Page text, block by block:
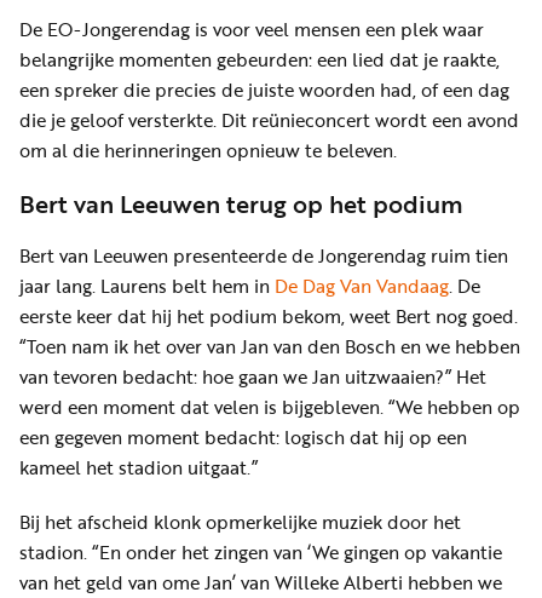
De EO-Jongerendag is voor veel mensen een plek waar
belangrijke momenten gebeurden: een lied dat je raakte,
een spreker die precies de juiste woorden had, of een dag
die je geloof versterkte. Dit reünieconcert wordt een avond
om al die herinneringen opnieuw te beleven.
Bert van Leeuwen terug op het podium
Bert van Leeuwen presenteerde de Jongerendag ruim tien
jaar lang. Laurens belt hem in De Dag Van Vandaag. De
eerste keer dat hij het podium bekom, weet Bert nog goed.
“Toen nam ik het over van Jan van den Bosch en we hebben
van tevoren bedacht: hoe gaan we Jan uitzwaaien?” Het
werd een moment dat velen is bijgebleven. “We hebben op
een gegeven moment bedacht: logisch dat hij op een
kameel het stadion uitgaat.”
Bij het afscheid klonk opmerkelijke muziek door het
stadion. “En onder het zingen van ‘We gingen op vakantie
van het geld van ome Jan’ van Willeke Alberti hebben we